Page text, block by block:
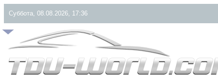
Суббота, 08.08.2026, 17:36